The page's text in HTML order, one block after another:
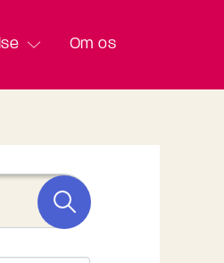
Om os